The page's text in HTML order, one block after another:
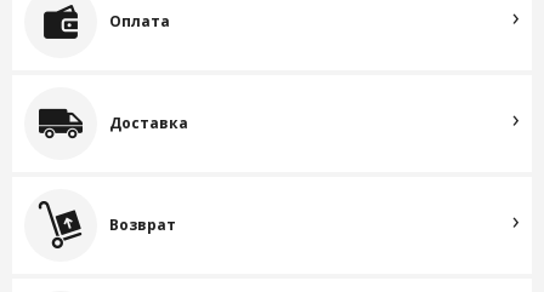
Оплата
Доставка
Возврат